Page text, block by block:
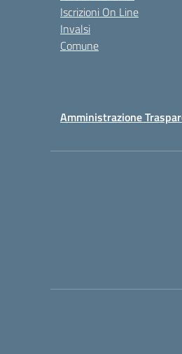
Iscrizioni On Line
Invalsi
Comune
Amministrazione